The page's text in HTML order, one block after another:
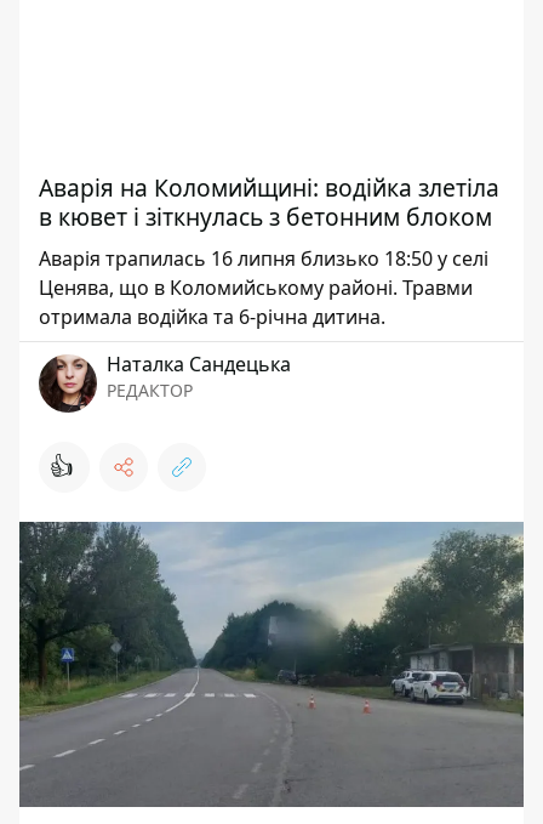
Аварія на Коломийщині: водійка злетіла
в кювет і зіткнулась з бетонним блоком
Аварія трапилась 16 липня близько 18:50 у селі
Ценява, що в Коломийському районі. Травми
отримала водійка та 6-річна дитина.
Наталка Сандецька
РЕДАКТОР
👍